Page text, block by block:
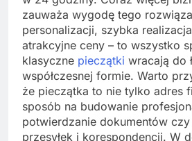
zauważa wygodę tego
personalizacji, szybka
atrakcyjne ceny – to wszystko
klasyczne pieczątki wracają do
współczesnej formie. Warto
że pieczątka to nie tylko adres
sposób na budowanie
potwierdzanie dokumentów
przesyłek i korespondencji. W